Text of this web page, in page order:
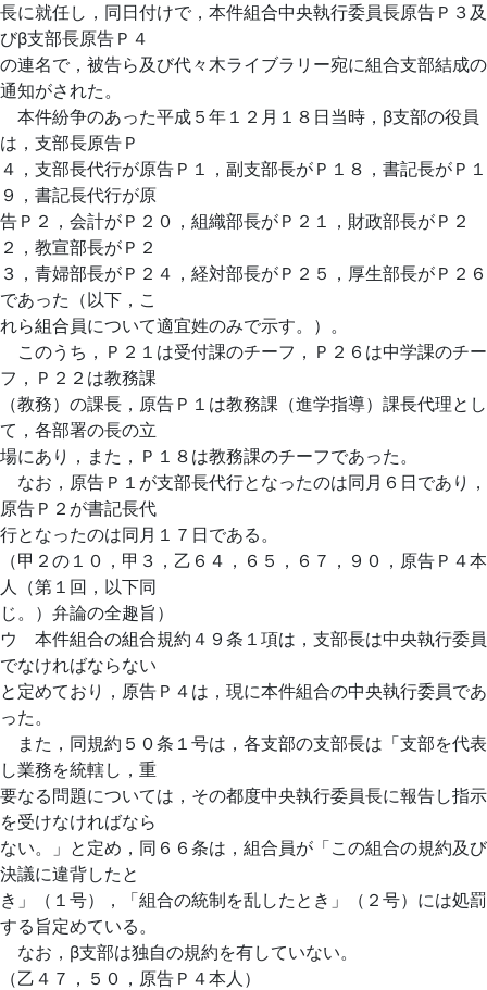
長に就任し，同日付けで，本件組合中央執行委員長原告Ｐ３及
びβ支部長原告Ｐ４
の連名で，被告ら及び代々木ライブラリー宛に組合支部結成の
通知がされた。
本件紛争のあった平成５年１２月１８日当時，β支部の役員
は，支部長原告Ｐ
４，支部長代行が原告Ｐ１，副支部長がＰ１８，書記長がＰ１
９，書記長代行が原
告Ｐ２，会計がＰ２０，組織部長がＰ２１，財政部長がＰ２
２，教宣部長がＰ２
３，青婦部長がＰ２４，経対部長がＰ２５，厚生部長がＰ２６
であった（以下，こ
れら組合員について適宜姓のみで示す。）。
このうち，Ｐ２１は受付課のチーフ，Ｐ２６は中学課のチー
フ，Ｐ２２は教務課
（教務）の課長，原告Ｐ１は教務課（進学指導）課長代理とし
て，各部署の長の立
場にあり，また，Ｐ１８は教務課のチーフであった。
なお，原告Ｐ１が支部長代行となったのは同月６日であり，
原告Ｐ２が書記長代
行となったのは同月１７日である。
（甲２の１０，甲３，乙６４，６５，６７，９０，原告Ｐ４本
人（第１回，以下同
じ。）弁論の全趣旨）
ウ 本件組合の組合規約４９条１項は，支部長は中央執行委員
でなければならない
と定めており，原告Ｐ４は，現に本件組合の中央執行委員であ
った。
また，同規約５０条１号は，各支部の支部長は「支部を代表
し業務を統轄し，重
要なる問題については，その都度中央執行委員長に報告し指示
を受けなければなら
ない。」と定め，同６６条は，組合員が「この組合の規約及び
決議に違背したと
き」（１号），「組合の統制を乱したとき」（２号）には処罰
する旨定めている。
なお，β支部は独自の規約を有していない。
（乙４７，５０，原告Ｐ４本人）